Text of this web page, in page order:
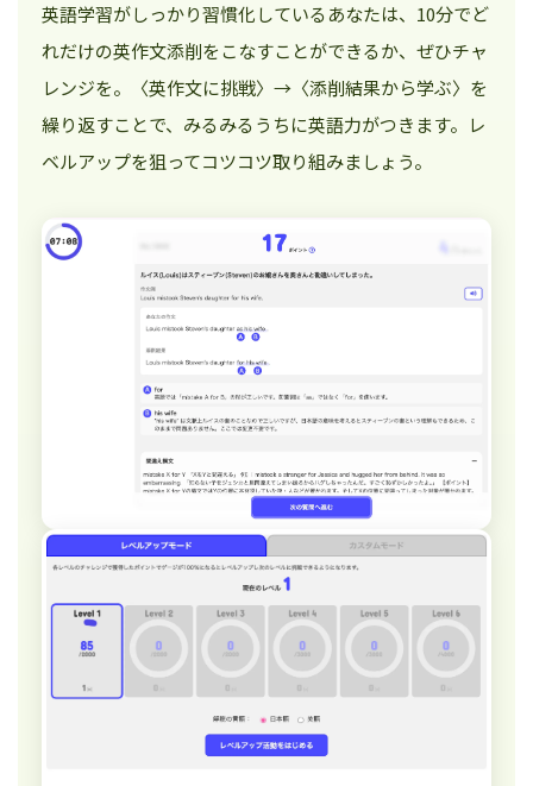
英語学習がしっかり習慣化しているあなたは、10分でど
れだけの英作文添削をこなすことができるか、ぜひチャ
レンジを。〈英作文に挑戦〉→〈添削結果から学ぶ〉を
繰り返すことで、みるみるうちに英語力がつきます。レ
ベルアップを狙ってコツコツ取り組みましょう。